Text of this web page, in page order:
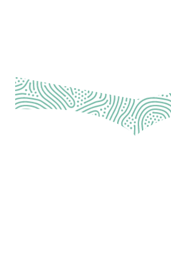
ICW Latina © 2025